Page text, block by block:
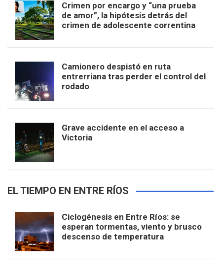
Crimen por encargo y “una prueba
de amor”, la hipótesis detrás del
crimen de adolescente correntina
Camionero despistó en ruta
entrerriana tras perder el control del
rodado
Grave accidente en el acceso a
Victoria
EL TIEMPO EN ENTRE RÍOS
Ciclogénesis en Entre Ríos: se
esperan tormentas, viento y brusco
descenso de temperatura